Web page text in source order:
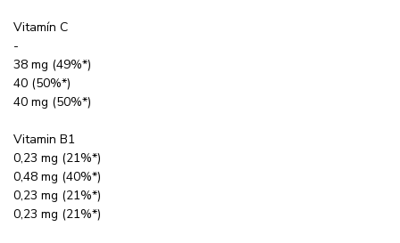
Vitamín C
-
38 mg (49%*)
40 (50%*)
40 mg (50%*)
Vitamin B1
0,23 mg (21%*)
0,48 mg (40%*)
0,23 mg (21%*)
0,23 mg (21%*)